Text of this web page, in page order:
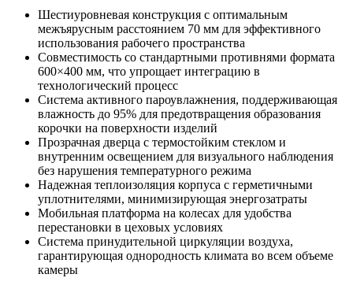
Шестиуровневая конструкция с оптимальным
межъярусным расстоянием 70 мм для эффективного
использования рабочего пространства
Совместимость со стандартными противнями формата
600×400 мм, что упрощает интеграцию в
технологический процесс
Система активного пароувлажнения, поддерживающая
влажность до 95% для предотвращения образования
корочки на поверхности изделий
Прозрачная дверца с термостойким стеклом и
внутренним освещением для визуального наблюдения
без нарушения температурного режима
Надежная теплоизоляция корпуса с герметичными
уплотнителями, минимизирующая энергозатраты
Мобильная платформа на колесах для удобства
перестановки в цеховых условиях
Система принудительной циркуляции воздуха,
гарантирующая однородность климата во всем объеме
камеры